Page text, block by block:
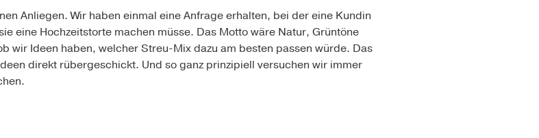
Anliegen. Wir haben einmal eine Anfrage erhalten, bei der eine Kundin
eine Hochzeitstorte machen müsse. Das Motto wäre Natur, Grüntöne
wir Ideen haben, welcher Streu-Mix dazu am besten passen würde. Das
direkt rübergeschickt. Und so ganz prinzipiell versuchen wir immer